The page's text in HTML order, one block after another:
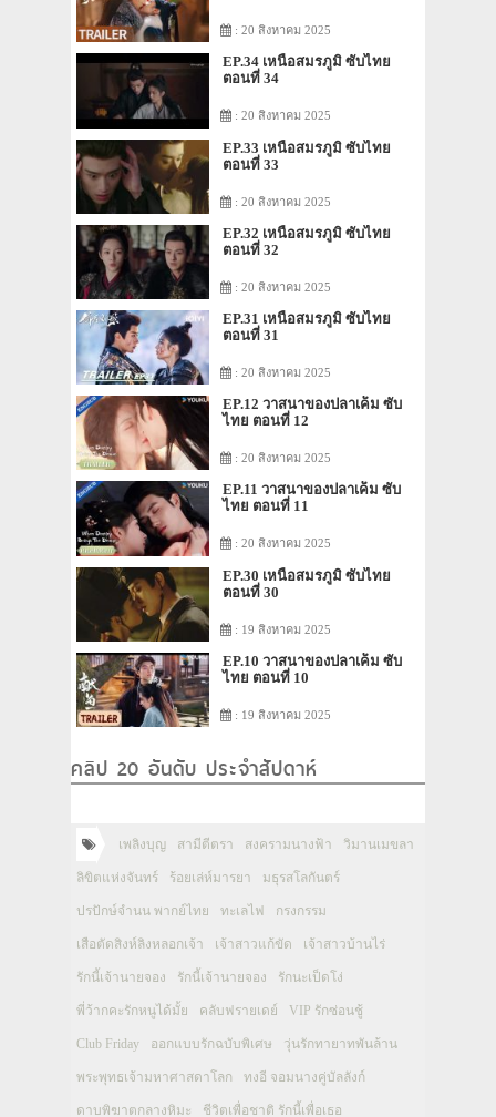
: 20 สิงหาคม 2025
EP.34 เหนือสมรภูมิ ซับไทย
ตอนที่ 34
: 20 สิงหาคม 2025
EP.33 เหนือสมรภูมิ ซับไทย
ตอนที่ 33
: 20 สิงหาคม 2025
EP.32 เหนือสมรภูมิ ซับไทย
ตอนที่ 32
: 20 สิงหาคม 2025
EP.31 เหนือสมรภูมิ ซับไทย
ตอนที่ 31
: 20 สิงหาคม 2025
EP.12 วาสนาของปลาเค็ม ซับ
ไทย ตอนที่ 12
: 20 สิงหาคม 2025
EP.11 วาสนาของปลาเค็ม ซับ
ไทย ตอนที่ 11
: 20 สิงหาคม 2025
EP.30 เหนือสมรภูมิ ซับไทย
ตอนที่ 30
: 19 สิงหาคม 2025
EP.10 วาสนาของปลาเค็ม ซับ
ไทย ตอนที่ 10
: 19 สิงหาคม 2025
คลิป 20 อันดับ ประจำสัปดาห์
เพลิงบุญ สามีตีตรา สงครามนางฟ้า วิมานเมขลา
ลิขิตแห่งจันทร์ ร้อยเล่ห์มารยา มธุรสโลกันตร์
ปรปักษ์จำนน พากย์ไทย ทะเลไฟ กรงกรรม
เสือตัดสิงห์ลิงหลอกเจ้า เจ้าสาวแก้ขัด เจ้าสาวบ้านไร่
รักนี้เจ้านายจอง รักนี้เจ้านายจอง รักนะเป็ดโง่
พี่ว้ากคะรักหนูได้มั้ย คลับฟรายเดย์ VIP รักซ่อนชู้
Club Friday ออกแบบรักฉบับพิเศษ วุ่นรักทายาทพันล้าน
พระพุทธเจ้ามหาศาสดาโลก ทงอี จอมนางคู่บัลลังก์
ดาบพิฆาตกลางหิมะ ชีวิตเพื่อชาติ รักนี้เพื่อเธอ